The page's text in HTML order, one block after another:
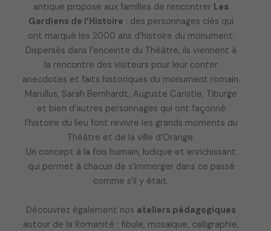
antique propose aux familles de rencontrer Les
Gardiens de l’Histoire : des personnages clés qui
ont marqué les 2000 ans d’histoire du monument.
Dispersés dans l’enceinte du Théâtre, ils viennent à
la rencontre des visiteurs pour leur conter
anecdotes et faits historiques du monument romain.
Marullus, Sarah Bernhardt, Auguste Caristie, Tiburge
et bien d’autres personnages qui ont façonné
l’histoire du lieu font revivre les grands moments du
Théâtre et de la ville d’Orange.
Un concept à la fois humain, ludique et enrichissant
qui permet à chacun de s’immerger dans ce passé
comme s’il y était.
Découvrez également nos ateliers pédagogiques
autour de la Romanité : fibule, mosaïque, calligraphie,